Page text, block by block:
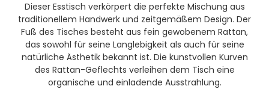
Dieser Esstisch verkörpert die perfekte Mischung aus
traditionellem Handwerk und zeitgemäßem Design. Der
Fuß des Tisches besteht aus fein gewobenem Rattan,
das sowohl für seine Langlebigkeit als auch für seine
natürliche Ästhetik bekannt ist. Die kunstvollen Kurven
des Rattan-Geflechts verleihen dem Tisch eine
organische und einladende Ausstrahlung.